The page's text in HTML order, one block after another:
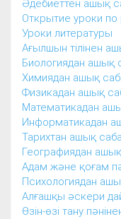
Әдебиеттен ашық
Открытие уроки
Уроки литературы
Ағылшын тілінен
Биологиядан ашық
Химиядан ашық
Физикадан ашық
Математикадан
Информатикадан
Тарихтан ашық
Географиядан
Адам және қоғам
Психологиядан
Алғашқы әскери
Өзін-өзі тану